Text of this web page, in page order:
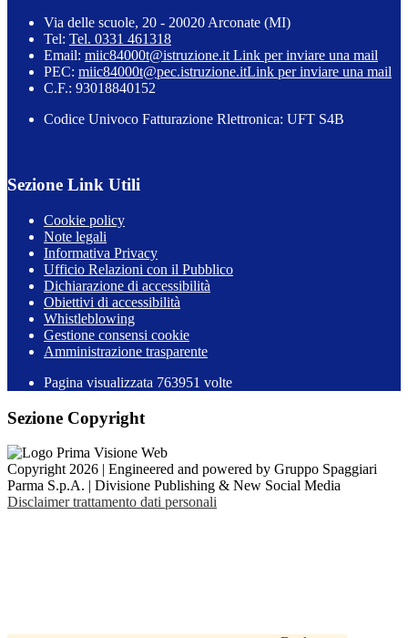
Via delle scuole, 20 - 20020 Arconate (MI)
Tel: Tel. 0331 461318
Email: miic84000t@istruzione.it Link per inviare una mail
PEC: miic84000t@pec.istruzione.itLink per inviare una mail
C.F.: 93018840152
Codice Univoco Fatturazione Rlettronica: UFT S4B
Sezione Link Utili
Cookie policy
Note legali
Informativa Privacy
Ufficio Relazioni con il Pubblico
Dichiarazione di accessibilità
Obiettivi di accessibilità
Whistleblowing
Gestione consensi cookie
Amministrazione trasparente
Pagina visualizzata 763951 volte
Sezione Copyright
Copyright 2026 | Engineered and powered by Gruppo Spaggiari
Parma S.p.A. | Divisione Publishing & New Social Media
Disclaimer trattamento dati personali